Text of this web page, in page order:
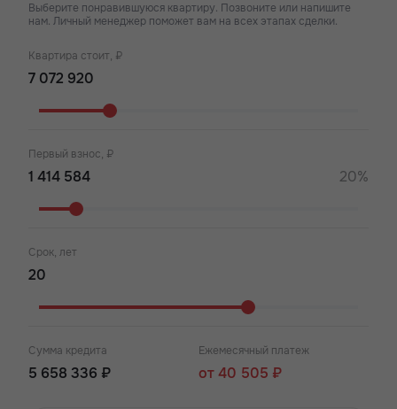
Выберите понравившуюся квартиру. Позвоните или напишите
нам. Личный менеджер поможет вам на всех этапах сделки.
Квартира стоит, ₽
Первый взнос, ₽
20%
Срок, лет
Сумма кредита
5 658 336 ₽
Ежемесячный платеж
от 40 505 ₽